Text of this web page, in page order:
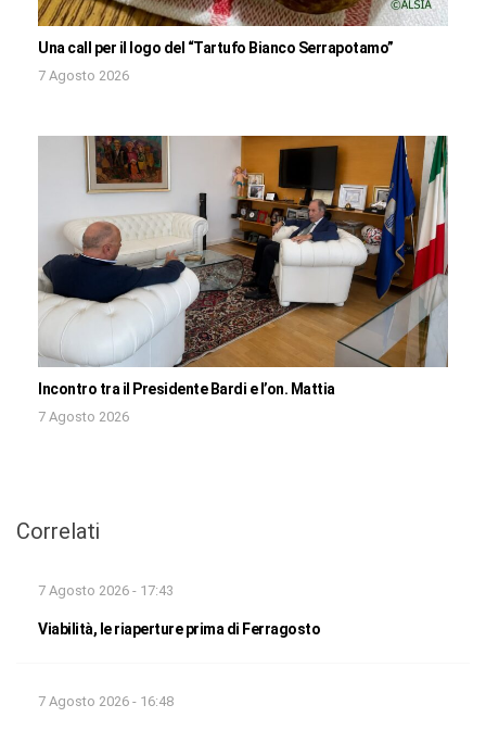
Una call per il logo del “Tartufo Bianco Serrapotamo”
7 Agosto 2026
Incontro tra il Presidente Bardi e l’on. Mattia
7 Agosto 2026
Correlati
7 Agosto 2026 - 17:43
Viabilità, le riaperture prima di Ferragosto
7 Agosto 2026 - 16:48